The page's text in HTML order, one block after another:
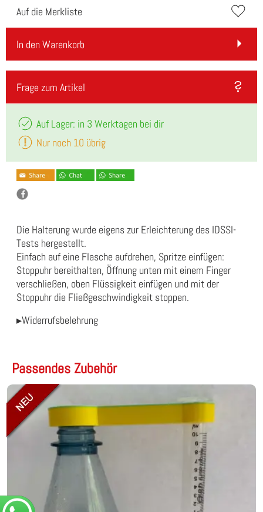
Auf die Merkliste
In den Warenkorb
Frage zum Artikel
Auf Lager: in 3 Werktagen bei dir
Nur noch 10 übrig
Die Halterung wurde eigens zur Erleichterung des IDSSI-
Tests hergestellt.
Einfach auf eine Flasche aufdrehen, Spritze einfügen:
Stoppuhr bereithalten, Öffnung unten mit einem Finger
verschließen, oben Flüssigkeit einfügen und mit der
Stoppuhr die Fließgeschwindigkeit stoppen.
▸Widerrufsbelehrung
Passendes Zubehör